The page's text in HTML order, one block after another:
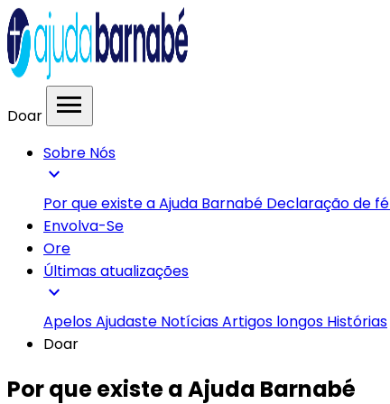
Doar menu
Sobre Nós
expand_more
Por que existe a Ajuda Barnabé Declaração de fé
Envolva-Se
Ore
Últimas atualizações
expand_more
ApelosAjudaste NotíciasArtigos longos Histórias
Doar
Por que existe a Ajuda Barnabé